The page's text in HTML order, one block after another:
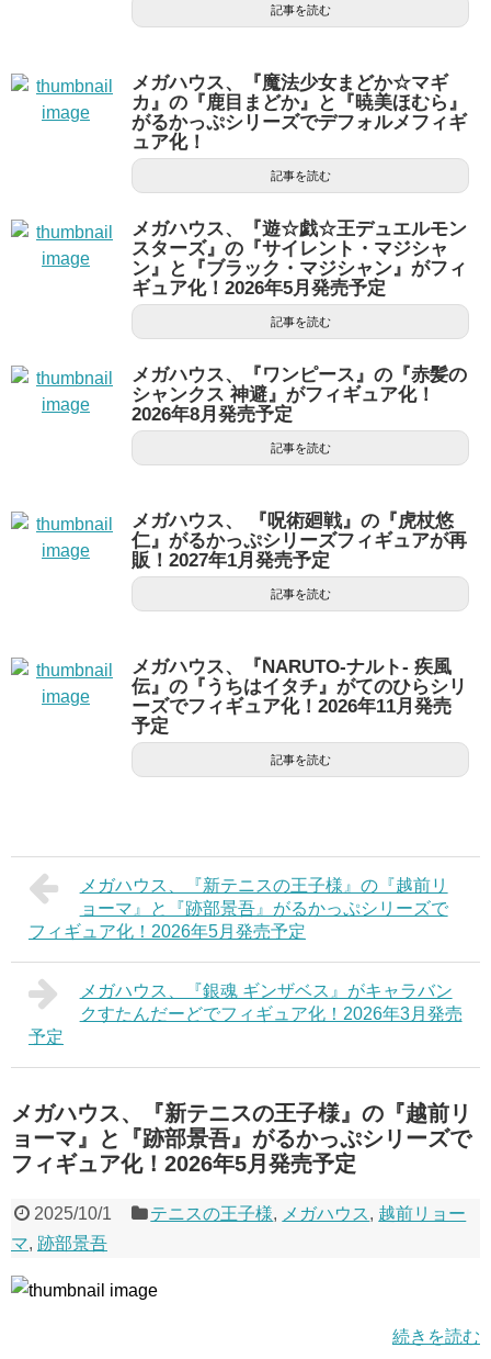
記事を読む
メガハウス、『魔法少女まどか☆マギ
カ』の『鹿目まどか』と『暁美ほむら』
がるかっぷシリーズでデフォルメフィギ
ュア化！
記事を読む
メガハウス、『遊☆戯☆王デュエルモン
スターズ』の『サイレント・マジシャ
ン』と『ブラック・マジシャン』がフィ
ギュア化！2026年5月発売予定
記事を読む
メガハウス、『ワンピース』の『赤髪の
シャンクス 神避』がフィギュア化！
2026年8月発売予定
記事を読む
メガハウス、 『呪術廻戦』の『虎杖悠
仁』がるかっぷシリーズフィギュアが再
販！2027年1月発売予定
記事を読む
メガハウス、『NARUTO-ナルト- 疾風
伝』の『うちはイタチ』がてのひらシリ
ーズでフィギュア化！2026年11月発売
予定
記事を読む
メガハウス、『新テニスの王子様』の『越前リ
ョーマ』と『跡部景吾』がるかっぷシリーズで
フィギュア化！2026年5月発売予定
メガハウス、『銀魂 ギンザベス』がキャラバン
クすたんだーどでフィギュア化！2026年3月発売
予定
メガハウス、『新テニスの王子様』の『越前リ
ョーマ』と『跡部景吾』がるかっぷシリーズで
フィギュア化！2026年5月発売予定
2025/10/1 テニスの王子様, メガハウス, 越前リョー
マ, 跡部景吾
続きを読む